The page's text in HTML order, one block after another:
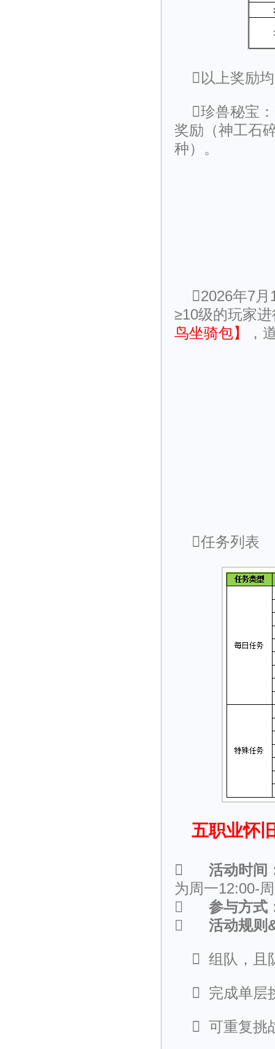
以上奖励
珍兽秘宝
奖励（神工石
种）。
2026年7
≥10级的玩家
鸟坐骑包】
，
任务列表
五职业怀

活动时间
为周一12:00-

参与方式

活动规则
 组队，且
 完成单层
 可重复挑